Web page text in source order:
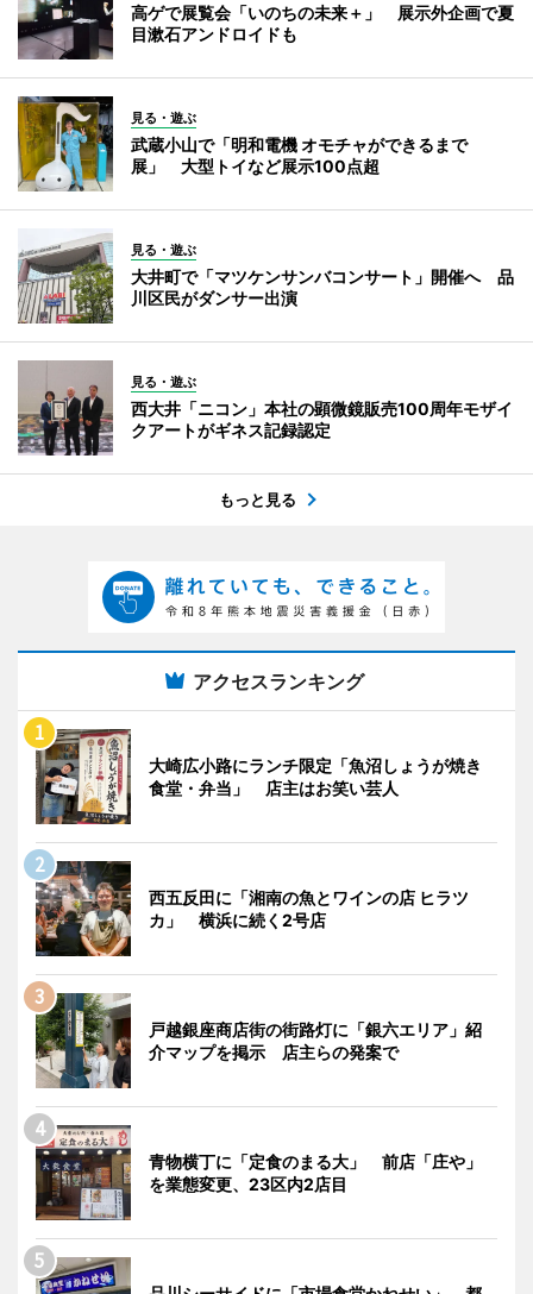
高ゲで展覧会「いのちの未来＋」 展示外企画で夏
目漱石アンドロイドも
見る・遊ぶ
武蔵小山で「明和電機 オモチャができるまで
展」 大型トイなど展示100点超
見る・遊ぶ
大井町で「マツケンサンバコンサート」開催へ 品
川区民がダンサー出演
見る・遊ぶ
西大井「ニコン」本社の顕微鏡販売100周年モザイ
クアートがギネス記録認定
もっと見る
アクセスランキング
大崎広小路にランチ限定「魚沼しょうが焼き
食堂・弁当」 店主はお笑い芸人
西五反田に「湘南の魚とワインの店 ヒラツ
カ」 横浜に続く2号店
戸越銀座商店街の街路灯に「銀六エリア」紹
介マップを掲示 店主らの発案で
青物横丁に「定食のまる大」 前店「庄や」
を業態変更、23区内2店目